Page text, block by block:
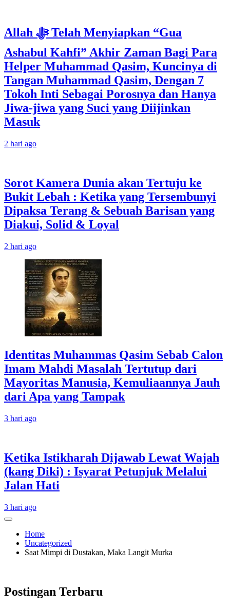
Allah ﷻ Telah Menyiapkan “Gua
Ashabul Kahfi” Akhir Zaman Bagi Para
Helper Muhammad Qasim, Kuncinya di
Tangan Muhammad Qasim, Dengan 7
Tokoh Inti Sebagai Porosnya dan Hanya
Jiwa-jiwa yang Suci yang Diijinkan
Masuk
2 hari ago
Sorot Kamera Dunia akan Tertuju ke
Bukit Lebah : Ketika yang Tersembunyi
Dipaksa Terang & Sebuah Barisan yang
Diakui, Solid & Loyal
2 hari ago
Identitas Muhammas Qasim Sebab Calon
Imam Mahdi Masalah Tertutup dari
Mayoritas Manusia, Kemuliaannya Jauh
dari Apa yang Tampak
3 hari ago
Ketika Istikharah Dijawab Lewat Wajah
(kang Diki) : Isyarat Petunjuk Melalui
Jalan Hati
3 hari ago
Home
Uncategorized
Saat Mimpi di Dustakan, Maka Langit Murka
Postingan Terbaru